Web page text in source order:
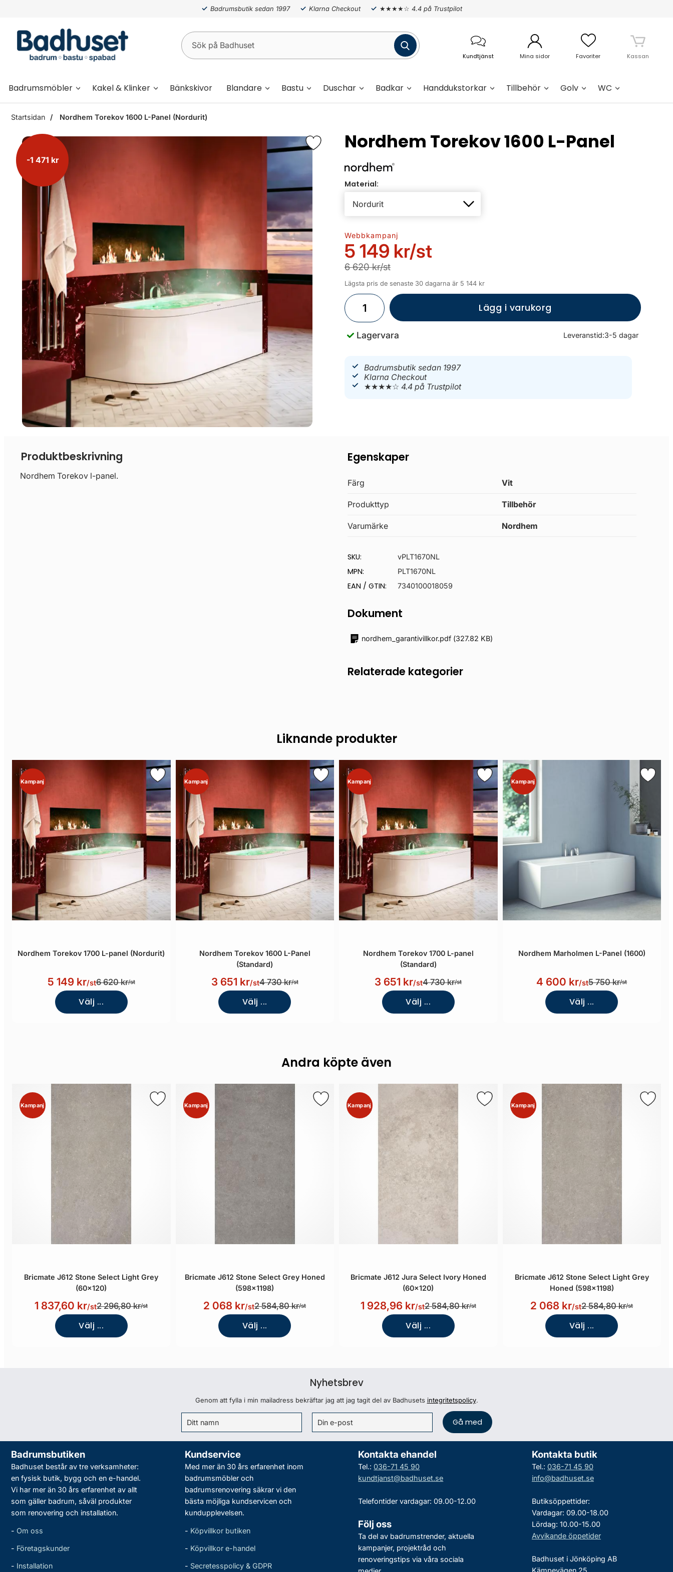
Badrumsbutik sedan 1997 Klarna Checkout ★★★★☆ 4.4 på Trustpilot
Kundtjänst Mina sidor Favoriter Kassan
Badrumsmöbler Kakel & Klinker Bänkskivor Blandare Bastu Duschar Badkar Handdukstorkar Tillbehör Golv WC
Startsidan Nordhem Torekov 1600 L-Panel (Nordurit)
-1 471 kr
Nordhem Torekov 1600 L-Panel
Material:
Webbkampanj
5 149 kr/st
6 620 kr/st
Lägsta pris de senaste 30 dagarna är 5 144 kr
Lägg i varukorg
Lagervara Leveranstid:3-5 dagar
Badrumsbutik sedan 1997
Klarna Checkout
★★★★☆4.4 på Trustpilot
Produktbeskrivning
Nordhem Torekov l-panel.
Egenskaper
Färg Vit
Produkttyp Tillbehör
Varumärke Nordhem
SKU: vPLT1670NL
MPN: PLT1670NL
EAN / GTIN: 7340100018059
Dokument
nordhem_garantivillkor.pdf (327.82 KB)
Relaterade kategorier
Liknande produkter
Kampanj
Nordhem Torekov 1700 L-panel (Nordurit)
5 149 kr/st6 620 kr/st
Välj ...
Kampanj
Nordhem Torekov 1600 L-Panel
(Standard)
3 651 kr/st4 730 kr/st
Välj ...
Kampanj
Nordhem Torekov 1700 L-panel
(Standard)
3 651 kr/st4 730 kr/st
Välj ...
Kampanj
Nordhem Marholmen L-Panel (1600)
4 600 kr/st5 750 kr/st
Välj ...
Andra köpte även
Kampanj
Bricmate J612 Stone Select Light Grey
(60x120)
1 837,60 kr/st2 296,80 kr/st
Välj ...
Kampanj
Bricmate J612 Stone Select Grey Honed
(598x1198)
2 068 kr/st2 584,80 kr/st
Välj ...
Kampanj
Bricmate J612 Jura Select Ivory Honed
(60x120)
1 928,96 kr/st2 584,80 kr/st
Välj ...
Kampanj
Bricmate J612 Stone Select Light Grey
Honed (598x1198)
2 068 kr/st2 584,80 kr/st
Välj ...
Nyhetsbrev
Genom att fylla i min mailadress bekräftar jag att jag tagit del av Badhusets integritetspolicy.
Badrumsbutiken
Badhuset består av tre verksamheter:
en fysisk butik, bygg och en e-handel.
Vi har mer än 30 års erfarenhet av allt
som gäller badrum, såväl produkter
som renovering och installation.
- Om oss
- Företagskunder
- Installation
Kundservice
Med mer än 30 års erfarenhet inom
badrumsmöbler och
badrumsrenovering säkrar vi den
bästa möjliga kundservicen och
kundupplevelsen.
- Köpvillkor butiken
- Köpvillkor e-handel
- Secretesspolicy & GDPR
Kontakta ehandel
Tel.: 036-71 45 90
kundtjanst@badhuset.se
Telefontider vardagar: 09.00-12.00
Följ oss
Ta del av badrumstrender, aktuella
kampanjer, projektråd och
renoveringstips via våra sociala
Kontakta butik
Tel.: 036-71 45 90
info@badhuset.se
Butiksöppettider:
Vardagar: 09.00-18.00
Lördag: 10.00-15.00
Avvikande öppetider
Badhuset i Jönköping AB
Kämpevägen 25